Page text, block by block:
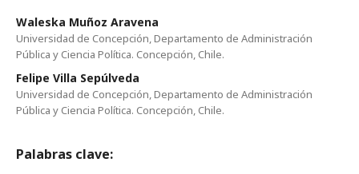
Waleska Muñoz Aravena
Universidad de Concepción, Departamento de Administración
Pública y Ciencia Política. Concepción, Chile.
Felipe Villa Sepúlveda
Universidad de Concepción, Departamento de Administración
Pública y Ciencia Política. Concepción, Chile.
Palabras clave: